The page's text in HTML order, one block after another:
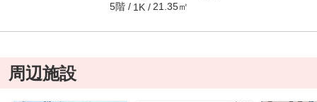
5階 1K 21.35㎡
周辺施設